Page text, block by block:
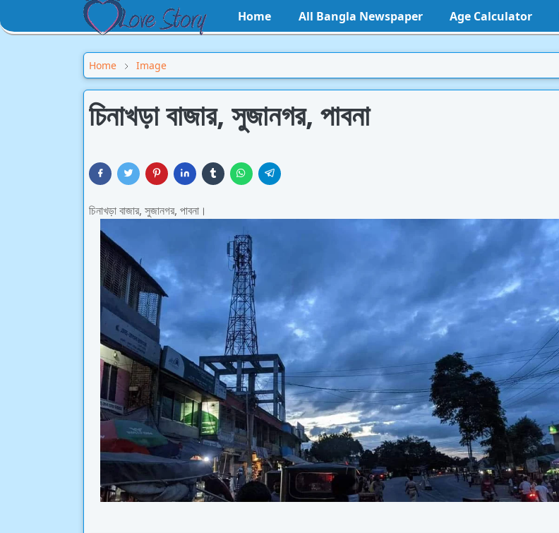
Home All Bangla Newspaper Age Calculator
Home Image
চিনাখড়া বাজার, সুজানগর, পাবনা
চিনাখড়া বাজার, সুজানগর, পাবনা।